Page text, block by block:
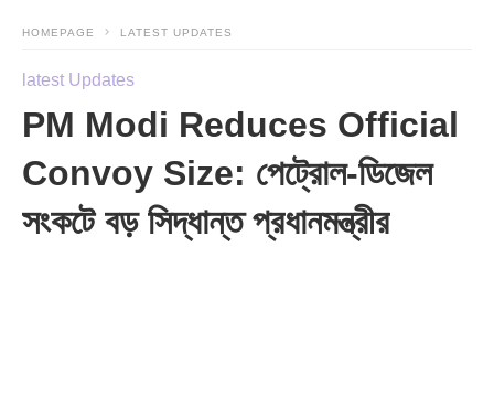
HOMEPAGE LATEST UPDATES
latest Updates
PM Modi Reduces Official
Convoy Size: পেট্রোল-ডিজেল
সংকটে বড় সিদ্ধান্ত প্রধানমন্ত্রীর